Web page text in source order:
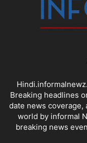
Breaking headlines
date news coverage,
world by informal
breaking news